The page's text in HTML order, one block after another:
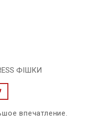
ФІШКИ
впечатление.